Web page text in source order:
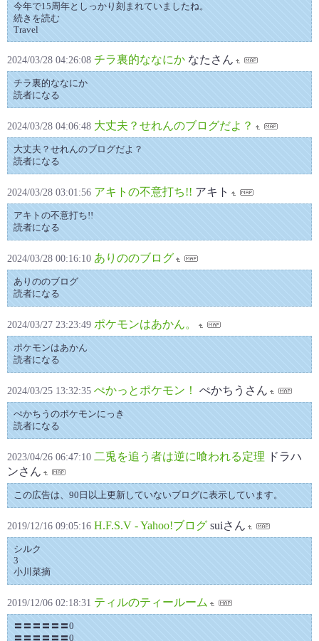
今年で15周年としっかり刻まれていましたね。
続きを読む
Travel
2024/03/28 04:26:08 チラ裏的ななにか なたさん
チラ裏的ななにか
読者になる
2024/03/28 04:06:48 大丈夫？せれんのブログだよ？
大丈夫？せれんのブログだよ？
読者になる
2024/03/28 03:01:56 アキトの不意打ち!! アキト
アキトの不意打ち!!
読者になる
2024/03/28 00:16:10 ありののブログ
ありののブログ
読者になる
2024/03/27 23:23:49 ポケモンはあかん。
ポケモンはあかん
読者になる
2024/03/25 13:32:35 ぺかっとポケモン！ ぺかちうさん
ぺかちうのポケモンにっき
読者になる
2023/04/26 06:47:10 二兎を追う者は逆に喰われる定理 ドラハ
ンさん
この広告は、90日以上更新していないブログに表示しています。
2019/12/16 09:05:16 H.F.S.V - Yahoo!ブログ suiさん
シルク
3
小川菜摘
2019/12/06 02:18:31 ティルのティールーム
〓〓〓〓〓〓0
〓〓〓〓〓〓0